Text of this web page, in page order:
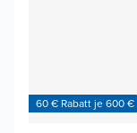
60 € Rabatt je 600 €